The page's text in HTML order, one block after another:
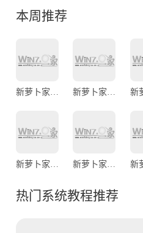
本周推荐
热门系统教程推荐